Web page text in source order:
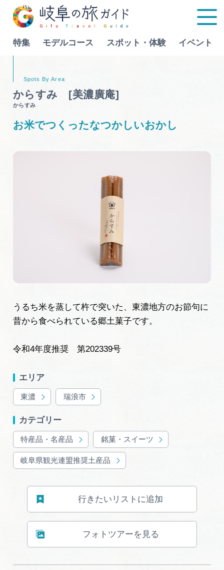
特集 モデルコース スポット・体験 イベント
ぎふ旅レポーター記事
早わかり岐阜
買い物・お土産
体験予約サイト「ＶＩＳＩＴ岐阜県」
岐阜県アウトドア観光キャンペーン
岐阜県まるごと観光エリアガイド
旅行会社・観光事業者の皆様へ
Language
からすみ [美濃廣庵]
からすみ
お米でつくったなつかしいおかし
うるち米を蒸して杵で突いた、東濃地方のお節句に
昔から食べられている郷土菓子です。
令和4年度推奨 第202339号
エリア
東濃 瑞浪市
カテゴリー
特産品・名産品 銘菓・スイーツ
岐阜県観光連盟推奨土産品
行きたいリストに追加
フォトツアーを見る